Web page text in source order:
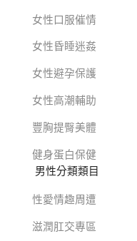
女性口服催情
女性昏睡迷姦
女性避孕保護
女性高潮輔助
豐胸提臀美體
健身蛋白保健
男性分類類目
性愛情趣周遭
滋潤肛交專區